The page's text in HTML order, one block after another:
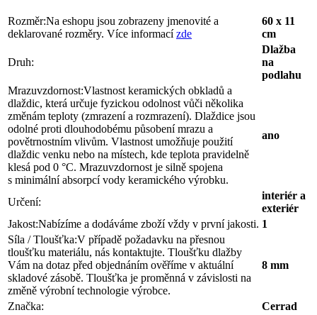
Rozměr:Na eshopu jsou zobrazeny jmenovité a
deklarované rozměry. Více informacízde
60 x 11
cm
Druh:
Dlažba
na
podlahu
Mrazuvzdornost:Vlastnost keramických obkladů a
dlaždic, která určuje fyzickou odolnost vůči několika
změnám teploty (zmrazení a rozmrazení). Dlaždice jsou
odolné proti dlouhodobému působení mrazu a
povětrnostním vlivům. Vlastnost umožňuje použití
dlaždic venku nebo na místech, kde teplota pravidelně
klesá pod 0 °C. Mrazuvzdornost je silně spojena
s minimální absorpcí vody keramického výrobku.
ano
Určení:
interiér a
exteriér
Jakost:Nabízíme a dodáváme zboží vždy v první jakosti. 1
Síla / Tloušťka:V případě požadavku na přesnou
tloušťku materiálu, nás kontaktujte. Tloušťku dlažby
Vám na dotaz před objednáním ověříme v aktuální
skladové zásobě. Tloušťka je proměnná v závislosti na
změně výrobní technologie výrobce.
8 mm
Značka: Cerrad